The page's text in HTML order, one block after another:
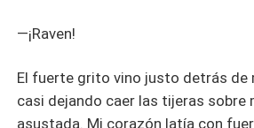
—¡Raven!
El fuerte grito vino justo detrás de
casi dejando caer las tijeras sobre
asustada. Mi corazón latía con